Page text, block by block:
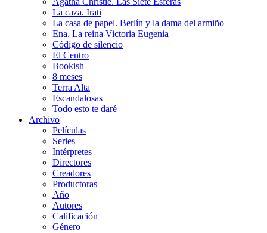
La caza. Irati
La casa de papel. Berlín y la dama del armiño
Ena. La reina Victoria Eugenia
Código de silencio
El Centro
Bookish
8 meses
Terra Alta
Escandalosas
Todo esto te daré
Archivo
Películas
Series
Intérpretes
Directores
Creadores
Productoras
Año
Autores
Calificación
Género